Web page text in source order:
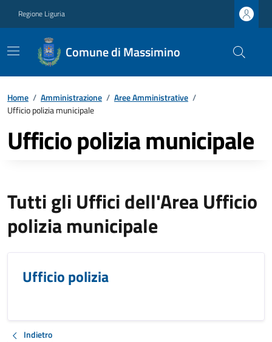
Regione Liguria
Comune di Massimino
Home / Amministrazione / Aree Amministrative /
Ufficio polizia municipale
Ufficio polizia municipale
Tutti gli Uffici dell'Area Ufficio
polizia municipale
Ufficio polizia
Indietro